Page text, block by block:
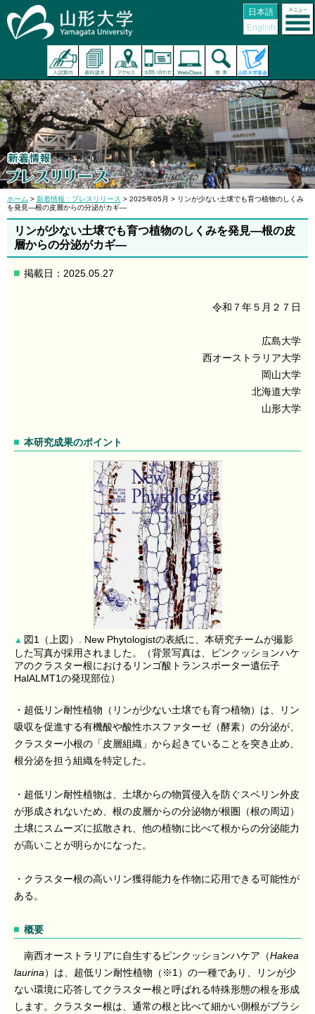
日本語
English
ホーム > 新着情報：プレスリリース > 2025年05月 > リンが少ない土壌でも育つ植物のしくみ
を発見―根の皮層からの分泌がカギ―
リンが少ない土壌でも育つ植物のしくみを発見―根の皮
層からの分泌がカギ―
掲載日：2025.05.27
令和７年５月２７日
広島大学
西オーストラリア大学
岡山大学
北海道大学
山形大学
本研究成果のポイント
▲ 図1（上図）. New Phytologistの表紙に、本研究チームが撮影
した写真が採用されました。（背景写真は、ピンクッションハケ
アのクラスター根におけるリンゴ酸トランスポーター遺伝子
HalALMT1の発現部位）
・超低リン耐性植物（リンが少ない土壌でも育つ植物）は、リン
吸収を促進する有機酸や酸性ホスファターゼ（酵素）の分泌が、
クラスター小根の「皮層組織」から起きていることを突き止め、
根分泌を担う組織を特定した。
・超低リン耐性植物は、土壌からの物質侵入を防ぐスベリン外皮
が形成されないため、根の皮層からの分泌物が根圏（根の周辺）
土壌にスムーズに拡散され、他の植物に比べて根からの分泌能力
が高いことが明らかになった。
・クラスター根の高いリン獲得能力を作物に応用できる可能性が
ある。
概要
南西オーストラリアに自生するピンクッションハケア（Hakea
laurina）は、超低リン耐性植物（※1）の一種であり、リンが少
ない環境に応答してクラスター根と呼ばれる特殊形態の根を形成
します。クラスター根は、通常の根と比べて細かい側根がブラシ